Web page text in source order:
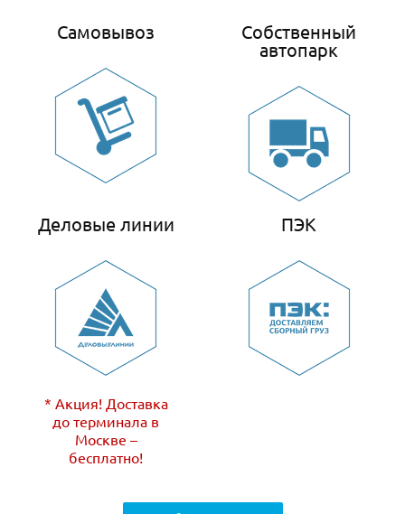
Самовывоз
Собственный
автопарк
Деловые линии
* Акция! Доставка
до терминала в
Москве –
бесплатно!
ПЭК